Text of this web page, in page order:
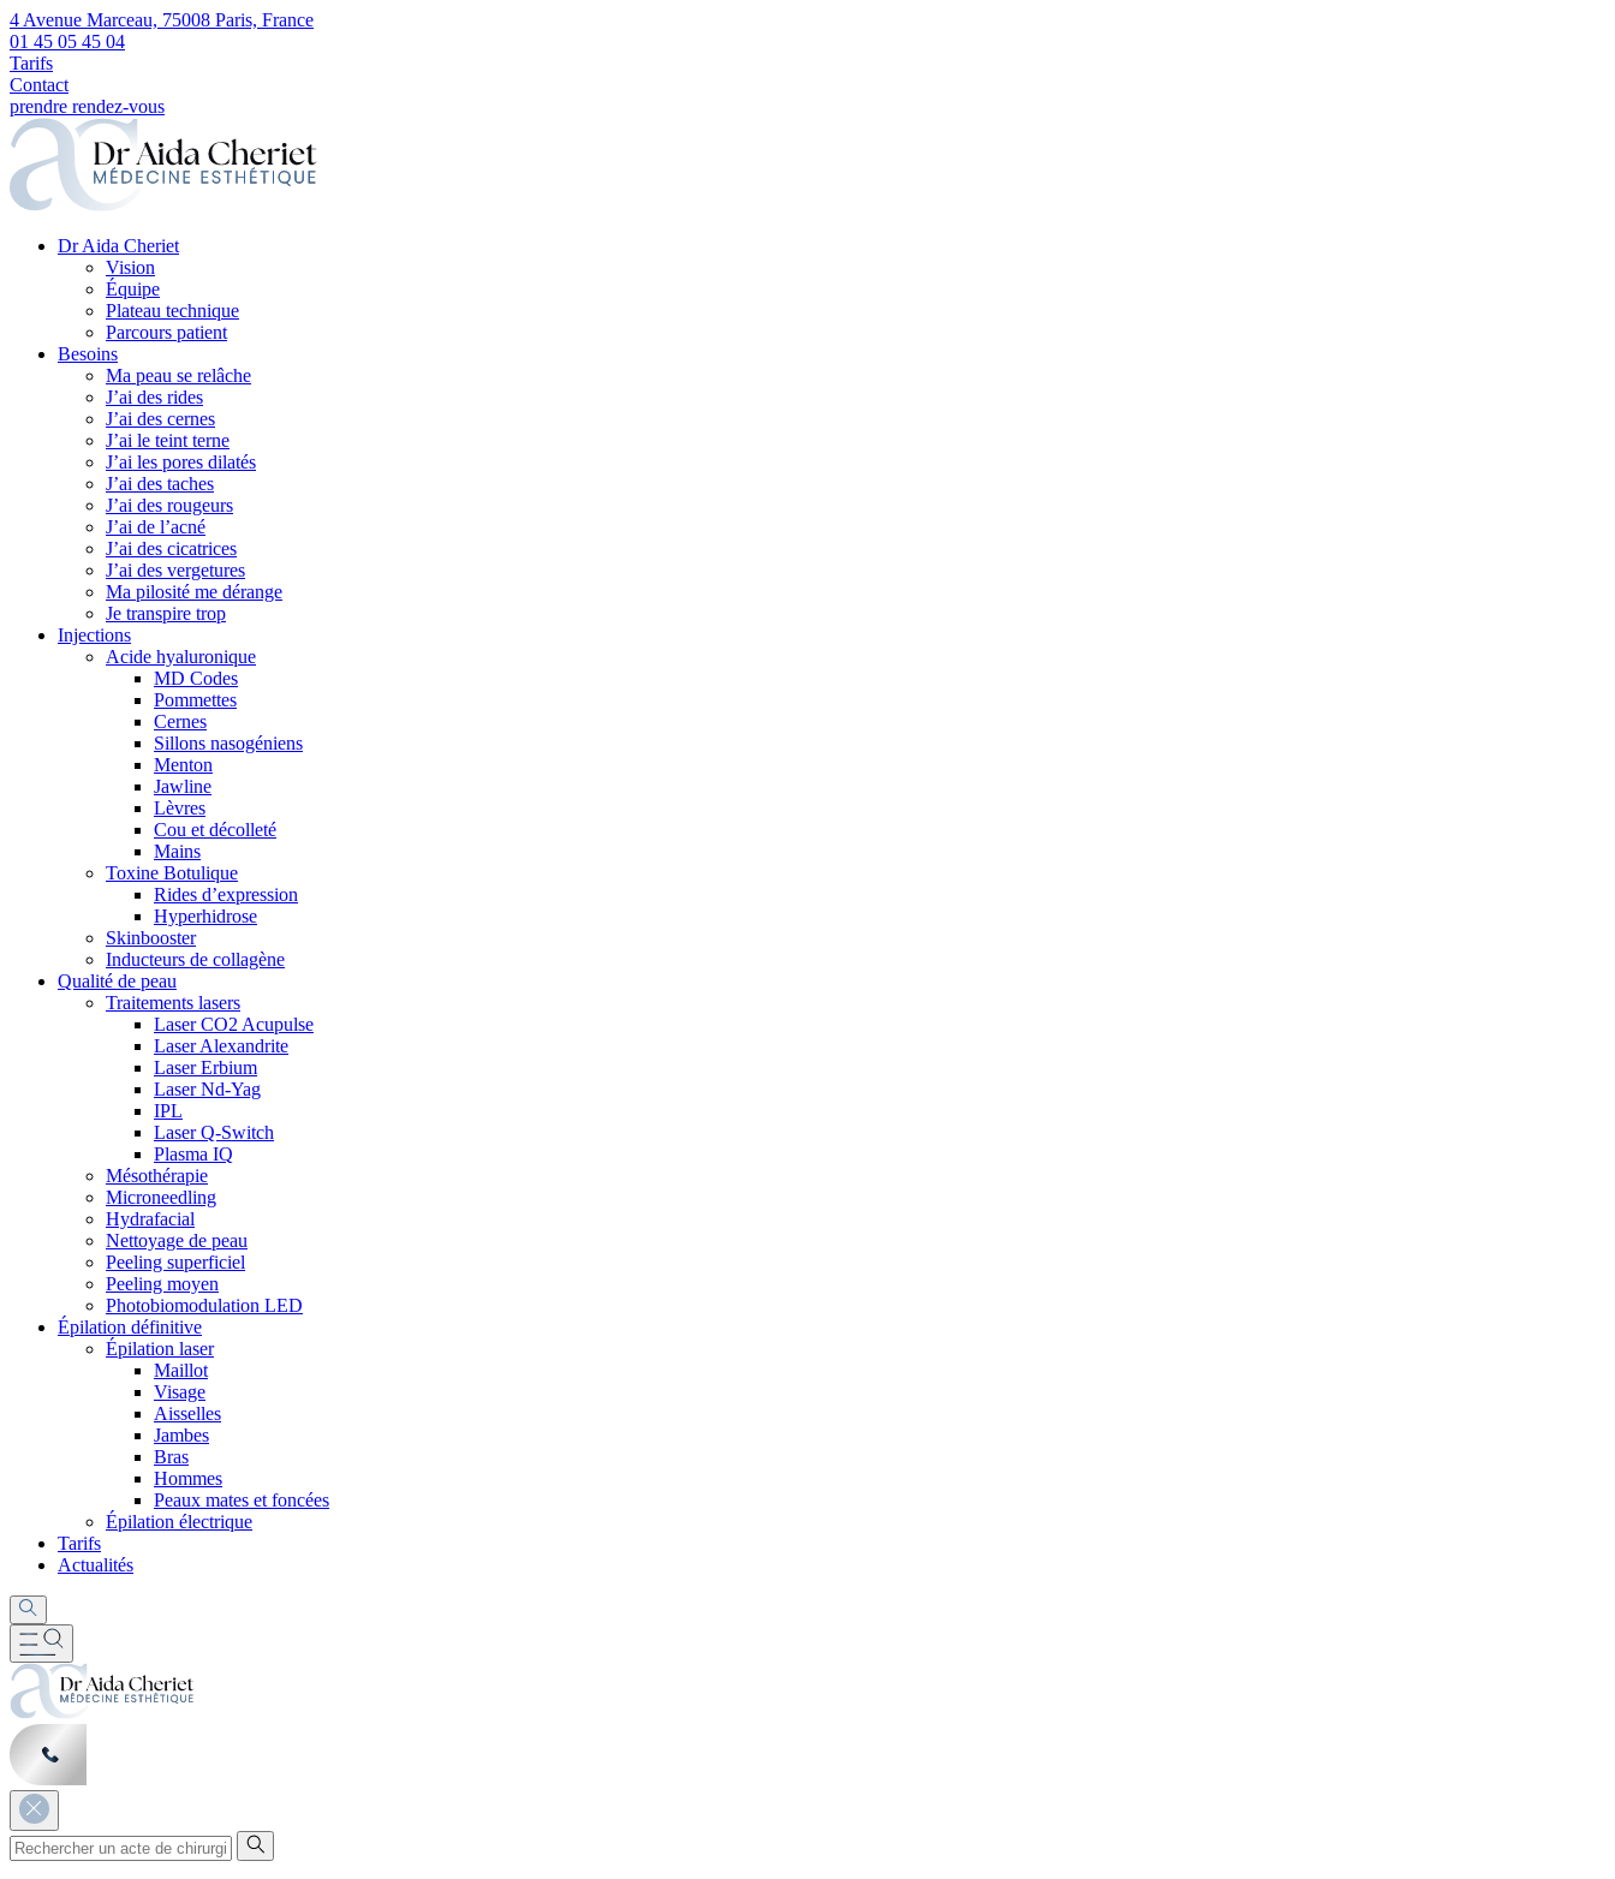
4 Avenue Marceau, 75008 Paris, France
01 45 05 45 04
Tarifs
Contact
prendre rendez-vous
Dr Aida Cheriet
Vision
Équipe
Plateau technique
Parcours patient
Besoins
Ma peau se relâche
J’ai des rides
J’ai des cernes
J’ai le teint terne
J’ai les pores dilatés
J’ai des taches
J’ai des rougeurs
J’ai de l’acné
J’ai des cicatrices
J’ai des vergetures
Ma pilosité me dérange
Je transpire trop
Injections
Acide hyaluronique
MD Codes
Pommettes
Cernes
Sillons nasogéniens
Menton
Jawline
Lèvres
Cou et décolleté
Mains
Toxine Botulique
Rides d’expression
Hyperhidrose
Skinbooster
Inducteurs de collagène
Qualité de peau
Traitements lasers
Laser CO2 Acupulse
Laser Alexandrite
Laser Erbium
Laser Nd-Yag
IPL
Laser Q-Switch
Plasma IQ
Mésothérapie
Microneedling
Hydrafacial
Nettoyage de peau
Peeling superficiel
Peeling moyen
Photobiomodulation LED
Épilation définitive
Épilation laser
Maillot
Visage
Aisselles
Jambes
Bras
Hommes
Peaux mates et foncées
Épilation électrique
Tarifs
Actualités